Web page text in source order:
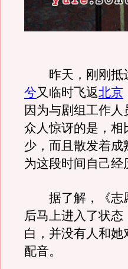
昨天，刚刚抵
兮又临时飞返北京
因为与剧组工作
众人惊讶的是，相
少，而且散发着
为这段时间自己经
据了解，《志愿
后马上进入了状
白，并没有人和
配音。